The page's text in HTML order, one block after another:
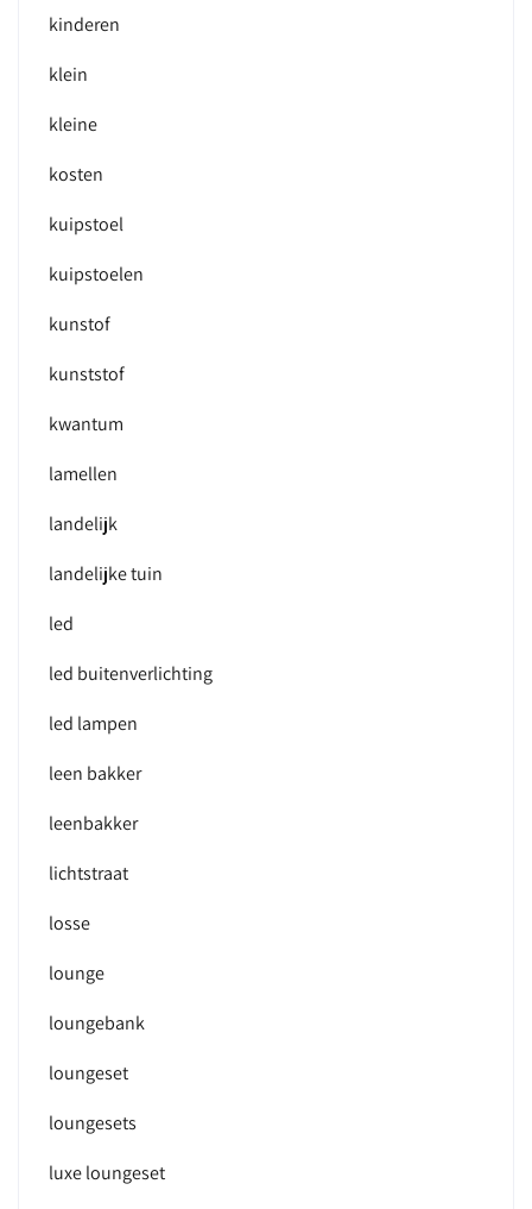
kinderen
klein
kleine
kosten
kuipstoel
kuipstoelen
kunstof
kunststof
kwantum
lamellen
landelijk
landelijke tuin
led
led buitenverlichting
led lampen
leen bakker
leenbakker
lichtstraat
losse
lounge
loungebank
loungeset
loungesets
luxe loungeset